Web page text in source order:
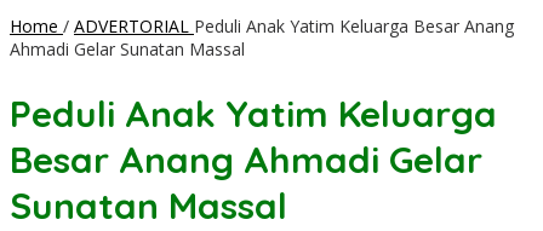
Home / ADVERTORIAL Peduli Anak Yatim Keluarga Besar Anang
Ahmadi Gelar Sunatan Massal
Peduli Anak Yatim Keluarga
Besar Anang Ahmadi Gelar
Sunatan Massal